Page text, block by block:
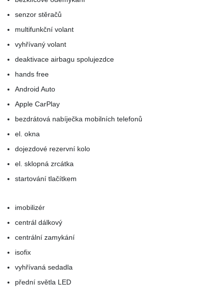
senzor stěračů
multifunkční volant
vyhřívaný volant
deaktivace airbagu spolujezdce
hands free
Android Auto
Apple CarPlay
bezdrátová nabíječka mobilních telefonů
el. okna
dojezdové rezervní kolo
el. sklopná zrcátka
startování tlačítkem
imobilizér
centrál dálkový
centrální zamykání
isofix
vyhřívaná sedadla
přední světla LED